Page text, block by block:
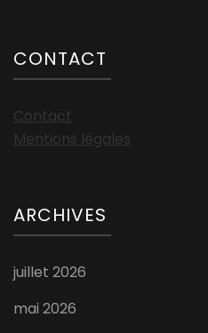
CONTACT
Contact
Mentions légales
ARCHIVES
juillet 2026
mai 2026